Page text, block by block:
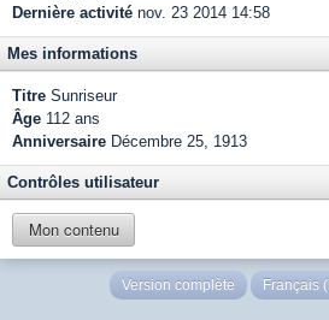
Dernière activité nov. 23 2014 14:58
Mes informations
Titre Sunriseur
Âge 112 ans
Anniversaire Décembre 25, 1913
Contrôles utilisateur
Mon contenu
Version complète Français